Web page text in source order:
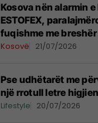
Kosova nën alarmin
ESTOFEX,
fuqishme me
forta
Kosovë 21/07/2026
Pse udhëtarët me
një rrotull letre
Lifestyle 20/07/2026